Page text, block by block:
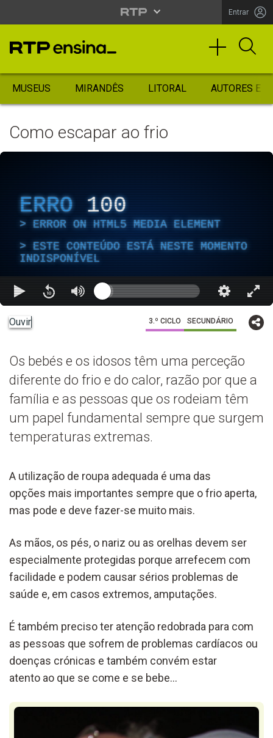
Entrar
MUSEUS MIRANDÊS LITORAL AUTORES
Como escapar ao frio
ERRO 100
ERROR ON HTML5 MEDIA ELEMENT
ESTE CONTEÚDO ESTÁ NESTE MOMENTO
INDISPONÍVEL
Ouvir 3.º CICLO SECUNDÁRIO
Os bebés e os idosos têm uma perceção
diferente do frio e do calor, razão por que a
família e as pessoas que os rodeiam têm
um papel fundamental sempre que surgem
temperaturas extremas.
A utilização de roupa adequada é uma das
opções mais importantes sempre que o frio aperta,
mas pode e deve fazer-se muito mais.
As mãos, os pés, o nariz ou as orelhas devem ser
especialmente protegidas porque arrefecem com
facilidade e podem causar sérios problemas de
saúde e, em casos extremos, amputações.
É também preciso ter atenção redobrada para com
as pessoas que sofrem de problemas cardíacos ou
doenças crónicas e também convém estar
atento ao que se come e se bebe…